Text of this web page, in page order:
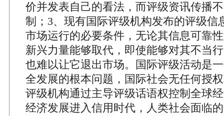
价并发表自己的看法，而评级资讯传播
制；3、现有国际评级机构发布的评级信
市场运行的必要条件，无论其信息可靠
新兴力量能够取代，即使能够对其不当
也难以让它退出市场。国际评级活动是
全发展的根本问题，国际社会无任何授
评级机构通过主导评级话语权控制全球
经济发展进入信用时代，人类社会面临